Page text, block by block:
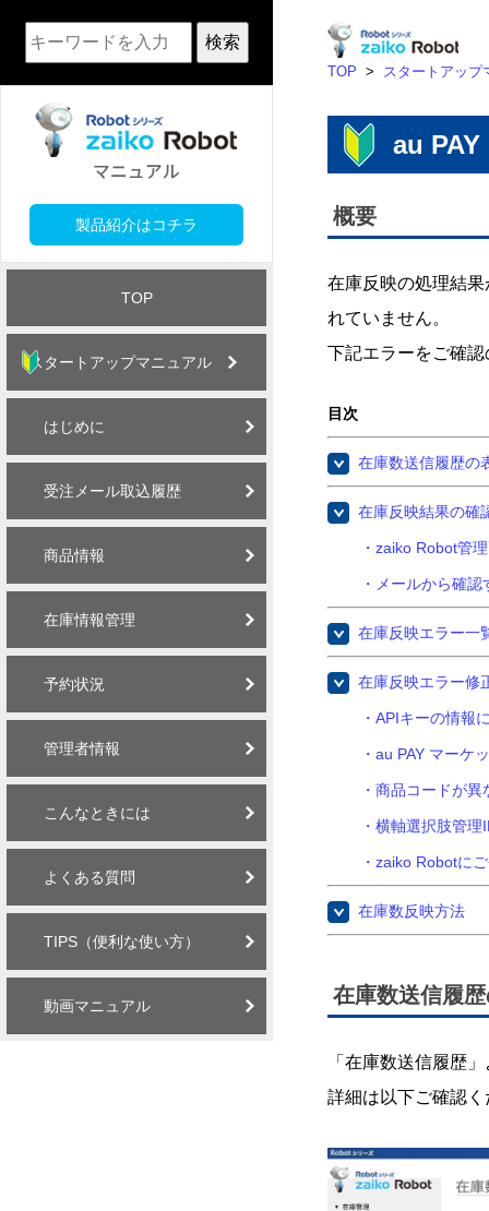
検索
製品紹介はコチラ
TOP
スタートアップマニュアル
はじめに
受注メール取込履歴
商品情報
在庫情報管理
予約状況
管理者情報
こんなときには
よくある質問
TIPS（便利な使い方）
動画マニュアル
TOP > スタートアップ
au
概要
在庫反映の処理結
れていません。
下記エラーをご確
目次
在庫数送信履歴の
在庫反映結果の確
・zaiko Robot管
・メールから確認
在庫反映エラー一
在庫反映エラー修
・APIキーの情報
・au PAY マーケ
・商品コードが異
・横軸選択肢管
・zaiko Robotに
在庫数反映方法
在庫数送信履
「在庫数送信履歴
詳細は以下ご確認く